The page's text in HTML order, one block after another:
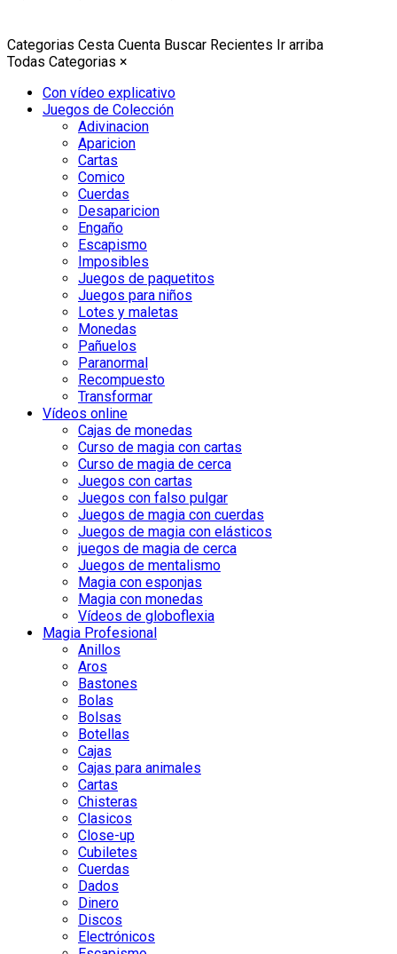
Categorias Cesta Cuenta Buscar Recientes Ir arriba
Todas Categorias ×
Con vídeo explicativo
Juegos de Colección
Adivinacion
Aparicion
Cartas
Comico
Cuerdas
Desaparicion
Engaño
Escapismo
Imposibles
Juegos de paquetitos
Juegos para niños
Lotes y maletas
Monedas
Pañuelos
Paranormal
Recompuesto
Transformar
Vídeos online
Cajas de monedas
Curso de magia con cartas
Curso de magia de cerca
Juegos con cartas
Juegos con falso pulgar
Juegos de magia con cuerdas
Juegos de magia con elásticos
juegos de magia de cerca
Juegos de mentalismo
Magia con esponjas
Magia con monedas
Vídeos de globoflexia
Magia Profesional
Anillos
Aros
Bastones
Bolas
Bolsas
Botellas
Cajas
Cajas para animales
Cartas
Chisteras
Clasicos
Close-up
Cubiletes
Cuerdas
Dados
Dinero
Discos
Electrónicos